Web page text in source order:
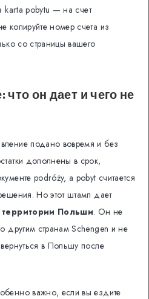
karta pobytu — на счет
копируйте номер счета из
со страницы вашего
он дает и чего не
подано вовремя и без
дополнены в срок,
podróży, а pobyt считается
Но этот штамп дает
территории Польши. Он не
другим странам Schengen и не
в Польшу после
важно, если вы ездите